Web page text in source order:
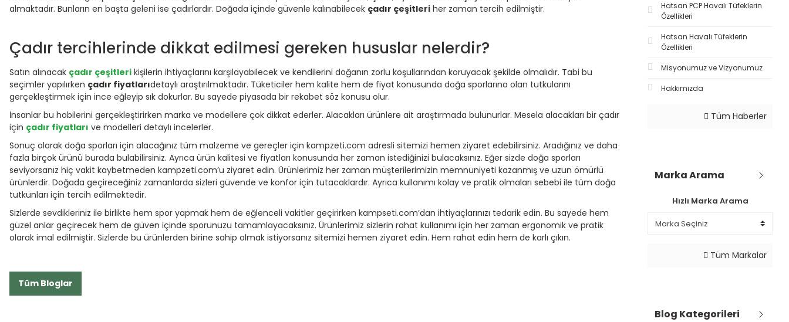
almaktadır. Bunların en başta geleni ise çadırlardır. Doğada içinde güvenle kalınabilecek çadır çeşitleri her zaman tercih edilmiştir.
Çadır tercihlerinde dikkat edilmesi gereken hususlar nelerdir?
Satın alınacak çadır çeşitleri kişilerin ihtiyaçlarını karşılayabilecek ve kendilerini doğanın zorlu koşullarından koruyacak şekilde olmalıdır. Tabi bu
seçimler yapılırken çadır fiyatlarıdetaylı araştırılmaktadır. Tüketiciler hem kalite hem de fiyat konusunda doğa sporlarına olan tutkularını
gerçekleştirmek için ince eğleyip sık dokurlar. Bu sayede piyasada bir rekabet söz konusu olur.
İnsanlar bu hobilerini gerçekleştirirken marka ve modellere çok dikkat ederler. Alacakları ürünlere ait araştırmada bulunurlar. Mesela alacakları bir çadır
için çadır fiyatları ve modelleri detaylı incelerler.
Sonuç olarak doğa sporları için alacağınız tüm malzeme ve gereçler için kampzeti.com adresli sitemizi hemen ziyaret edebilirsiniz. Aradığınız ve daha
fazla birçok ürünü burada bulabilirsiniz. Ayrıca ürün kalitesi ve fiyatları konusunda her zaman istediğinizi bulacaksınız. Eğer sizde doğa sporları
seviyorsanız hiç vakit kaybetmeden kampzeti.com’u ziyaret edin. Ürünlerimiz her zaman müşterilerimizin memnuniyeti kazanmış ve uzun ömürlü
ürünlerdir. Doğada geçireceğiniz zamanlarda sizleri güvende ve konfor için tutacaklardır. Ayrıca kullanımı kolay ve pratik olmaları sebebi ile tüm doğa
tutkunları için tercih edilmektedir.
Sizlerde sevdikleriniz ile birlikte hem spor yapmak hem de eğlenceli vakitler geçirirken kampseti.com’dan ihtiyaçlarınızı tedarik edin. Bu sayede hem
güzel anlar geçirecek hem de güven içinde sporunuzu tamamlayacaksınız. Ürünlerimiz sizlerin rahat kullanımı için her zaman ergonomik ve pratik
olarak imal edilmiştir. Sizlerde bu ürünlerden birine sahip olmak istiyorsanız sitemizi hemen ziyaret edin. Hem rahat edin hem de karlı çıkın.
Tüm Bloglar
Hatsan PCP Havalı Tüfeklerin
Özellikleri
Hatsan Havalı Tüfeklerin
Özellikleri
Misyonumuz ve Vizyonumuz
Hakkımızda
Tüm Haberler
Marka Arama
Hızlı Marka Arama
Tüm Markalar
Blog Kategorileri